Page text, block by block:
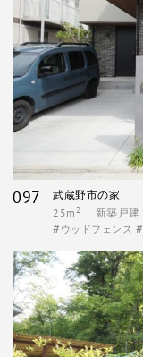
097
武蔵野市の家
25m 2 新築戸建
ウッドフェンス